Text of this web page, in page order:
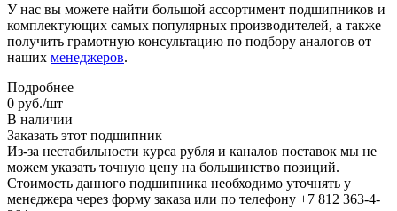
У нас вы можете найти большой ассортимент подшипников и
комплектующих самых популярных производителей, а также
получить грамотную консультацию по подбору аналогов от
наших менеджеров.
Подробнее
0 руб./шт
В наличии
Заказать этот подшипник
Из-за нестабильности курса рубля и каналов поставок мы не
можем указать точную цену на большинство позиций.
Стоимость данного подшипника необходимо уточнять у
менеджера через форму заказа или по телефону +7 812 363-4-